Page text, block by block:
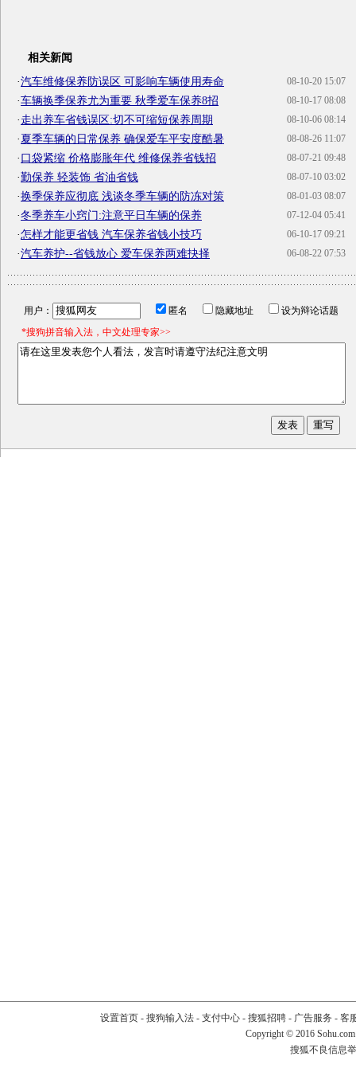
相关新闻
08-10-20 15:07
·汽车维修保养防误区 可影响车辆使用寿命
08-10-17 08:08
·车辆换季保养尤为重要 秋季爱车保养8招
08-10-06 08:14
·走出养车省钱误区:切不可缩短保养周期
08-08-26 11:07
·夏季车辆的日常保养 确保爱车平安度酷暑
08-07-21 09:48
·口袋紧缩 价格膨胀年代 维修保养省钱招
08-07-10 03:02
·勤保养 轻装饰 省油省钱
08-01-03 08:07
·换季保养应彻底 浅谈冬季车辆的防冻对策
07-12-04 05:41
·冬季养车小窍门:注意平日车辆的保养
06-10-17 09:21
·怎样才能更省钱 汽车保养省钱小技巧
06-08-22 07:53
·汽车养护--省钱放心 爱车保养两难抉择
用户： 匿名 隐藏地址
设为辩论话题
*搜狗拼音输入法，中文处理专家>>
设置首页- 搜狗输入法- 支付中心- 搜狐招聘- 广告服务 - 客
Copyright © 2016
搜狐不良信息